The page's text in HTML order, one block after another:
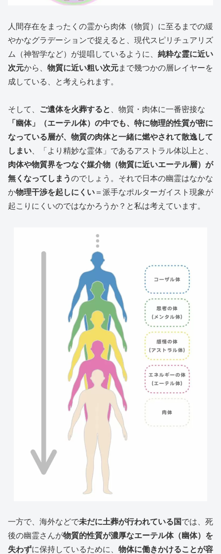
人間存在をまったくの霊から肉体（物質）に至るまでの緩
やかなグラデーションで捉えると、現代スピリチュアリズ
ム（神智学など）が提唱しているように、 純粋な霊に近い
次元から、 物質に近い粗い次元まで幾つかの層レイヤーを
成している、と考えられます。
そして、 ご遺体を火葬すると
、物質・肉体に一番密接な
「幽体」（エーテル体）の中でも、特に物理的性質が密に
なっている層が、物質の肉体と一緒に燃やされて散逸して
しまい 、「より精妙な霊体」であるアストラル体以上と、
肉体や物質界をつなぐ媒介物（物質に近いエーテル層）が
無くなってしまうのでしょう。それで日本の幽霊はなかな
か物理干渉を起しにくい ＝派手なポルターガイスト現象が
起こりにくいのではなかろうか？と私は考えています。
一方で、海外などで未だに土葬が行われている国では、死
後の幽霊さんが物質的性質が濃厚なエーテル体（幽体）を
失わずに保持しているために、 物体に働きかけることが容